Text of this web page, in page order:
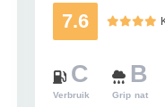
7.6
C
Verbruik
B
Grip nat